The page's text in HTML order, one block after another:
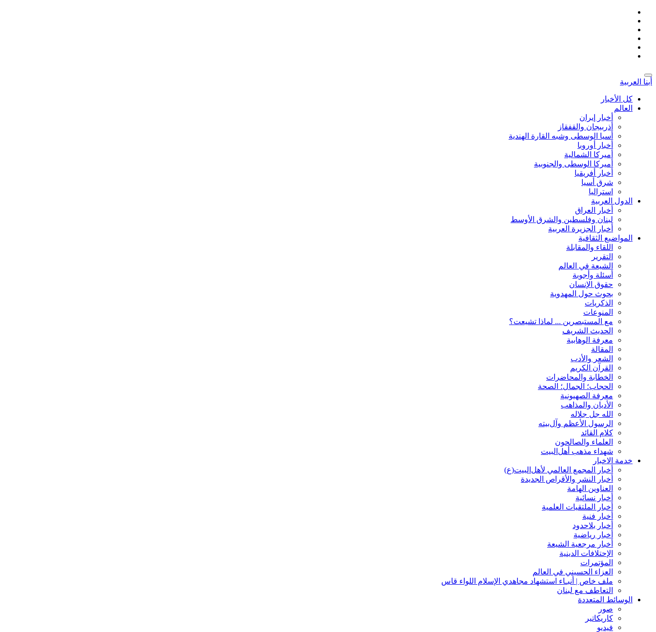
أبنا العربية
کل الأخبار
العالم
أخبار إيران
أذربيجان والقفقاز
أسیا الوسطی وشبه القارة الهندية
أخبار أوروبا
أمیركا الشمالية
أميركا الوسطى والجنوبية
أخبار أفريقيا
شرق أسيا
استراليا
الدول العربیة
أخبار العراق
لبنان وفلسطين والشرق الأوسط
أخبار الجزيرة العربية
المواضيع الثقافية
اللقاء والمقابلة
التقریر
الشیعة في العالم
أسئلة وأجوبة
حقوق الإنسان
بحوث حول المهدوية
الذكريات
المنوعات
مع المستبصرین ... لماذا تشیعت؟
الحدیث الشریف
معرفة الوهابية
المقالة
الشعر والأدب
القرآن الکریم
الخطابة والمحاضرات
الحجاب؛ الجمال؛ الصحة
معرفة الصهيونية
الأديان والمذاهب
الله جل جلاله
الرسول الأعظم وآل‌بیته
کلام القائد
العلماء والصالحون
شهداء مذهب أهل‌‏البیت
خدمة الاخبار
أخبار المجمع العالمي لأهل‌البيت(ع)
أخبار النشر والأقراص الجديدة
العناوين الهامة
أخبار نسائیة
أخبار الملتقيات العلمية
أخبار فنیة
أخبار بلاحدود
أخبار رياضية
أخبار مرجعیة الشیعة
الإحتلافات الدينية
المؤتمرات
العزاء الحسيني في العالم
ملف خاص | أنبـاء استشهاد مجاهدي الإسلام اللواء قاس
التعاطف مع لبنان
الوسائط المتعددة
صور
کاریکاتیر
فیدیو